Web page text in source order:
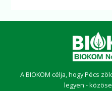
A BIOKOM célja, hogy Pécs
legyen -